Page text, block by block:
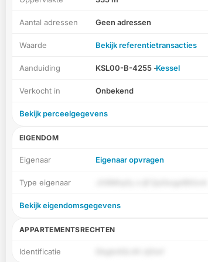
Aantal adressen Geen adressen
Waarde Bekijk referentietransacties
Aanduiding KSL00-B-4255 -Kessel
Verkocht in Onbekend
Bekijk perceelgegevens
EIGENDOM
Eigenaar Eigenaar opvragen
Type eigenaar
Bekijk eigendomsgegevens
APPARTEMENTSRECHTEN
Identificatie